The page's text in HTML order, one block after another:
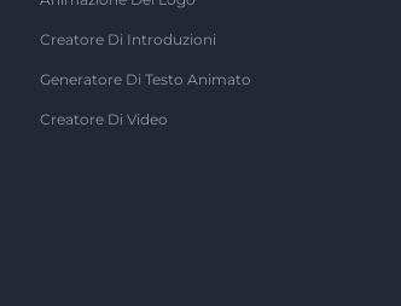
Creatore Di Introduzioni
Generatore Di Testo Animato
Creatore Di Video